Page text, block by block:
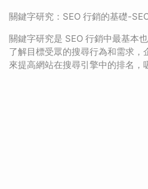
關鍵字研究：SEO 行銷的基礎-
關鍵字研究是 SEO 行銷中最基本
了解目標受眾的搜尋行為和需求，
來提高網站在搜尋引擎中的排名，